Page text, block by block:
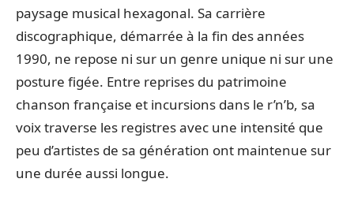
paysage musical hexagonal. Sa carrière
discographique, démarrée à la fin des années
1990, ne repose ni sur un genre unique ni sur une
posture figée. Entre reprises du patrimoine
chanson française et incursions dans le r’n’b, sa
voix traverse les registres avec une intensité que
peu d’artistes de sa génération ont maintenue sur
une durée aussi longue.